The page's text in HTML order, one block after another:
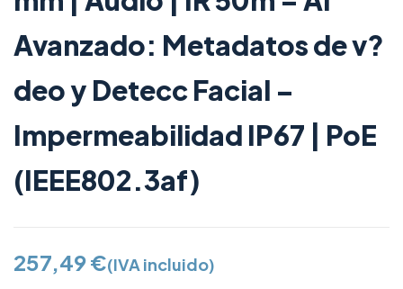
Avanzado: Metadatos de v?
deo y Detecc Facial –
Impermeabilidad IP67 | PoE
(IEEE802.3af)
257,49€(IVA incluido)